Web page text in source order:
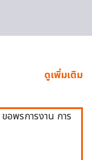
ดูเพิ่มเติม